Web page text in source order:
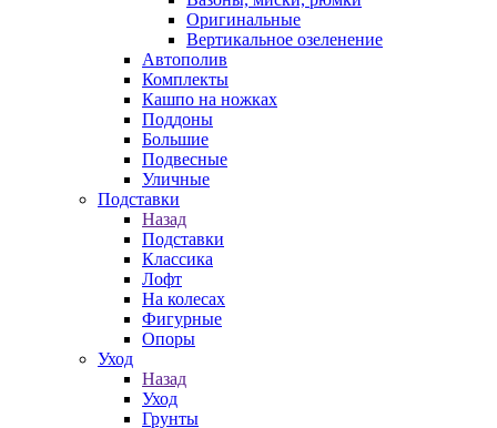
Оригинальные
Вертикальное озеленение
Автополив
Комплекты
Кашпо на ножках
Поддоны
Большие
Подвесные
Уличные
Подставки
Назад
Подставки
Классика
Лофт
На колесах
Фигурные
Опоры
Уход
Назад
Уход
Грунты